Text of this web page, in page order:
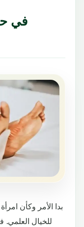
في
بدا الأمر وكأن
للخيال العلمي.